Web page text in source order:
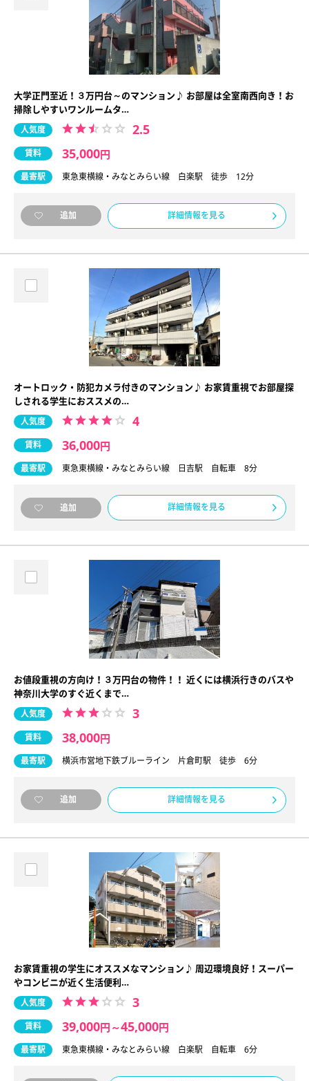
大学正門至近！３万円台～のマンション♪ お部屋は全室南西向き！お
掃除しやすいワンルームタ…
人気度 2.5
賃料 35,000円
最寄駅 東急東横線・みなとみらい線 白楽駅 徒歩 12分
追加 詳細情報を見る
オートロック・防犯カメラ付きのマンション♪ お家賃重視でお部屋探
しされる学生におススメの…
人気度 4
賃料 36,000円
最寄駅 東急東横線・みなとみらい線 日吉駅 自転車 8分
追加 詳細情報を見る
お値段重視の方向け！３万円台の物件！！ 近くには横浜行きのバスや
神奈川大学のすぐ近くまで…
人気度 3
賃料 38,000円
最寄駅 横浜市営地下鉄ブルーライン 片倉町駅 徒歩 6分
追加 詳細情報を見る
お家賃重視の学生にオススメなマンション♪ 周辺環境良好！スーパー
やコンビニが近く生活便利…
人気度 3
賃料 39,000円 ～45,000円
最寄駅 東急東横線・みなとみらい線 白楽駅 自転車 6分